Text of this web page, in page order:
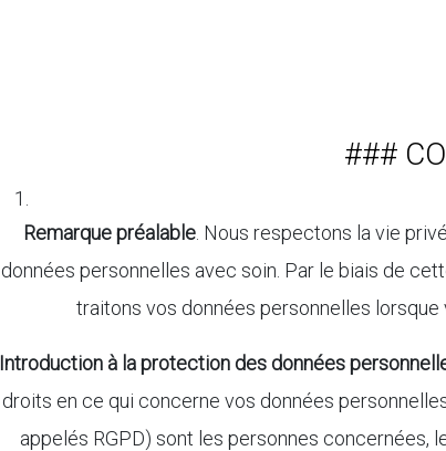
###
Remarque préalable . Nous respectons la vie
données personnelles avec soin. Par le biais de
traitons vos données personnelles
Introduction à la protection des données
droits en ce qui concerne vos données
appelés RGPD) sont les personnes concernées,